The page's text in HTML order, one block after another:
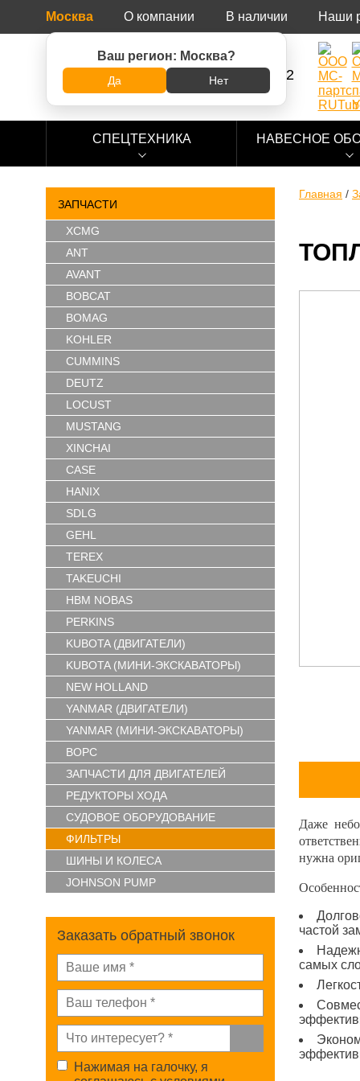
Москва
Ваш регион: Москва?
Да Нет
О компании В наличии Наши
8 (800) 500-73-92
СПЕЦТЕХНИКА НАВЕСНОЕ
ЗАПЧАСТИ
XCMG
ANT
AVANT
BOBCAT
BOMAG
KOHLER
CUMMINS
DEUTZ
LOCUST
MUSTANG
XINCHAI
CASE
HANIX
SDLG
GEHL
TEREX
TAKEUCHI
HBM NOBAS
PERKINS
KUBOTA (ДВИГАТЕЛИ)
KUBOTA (МИНИ-ЭКСКАВАТОРЫ)
NEW HOLLAND
YANMAR (ДВИГАТЕЛИ)
YANMAR (МИНИ-ЭКСКАВАТОРЫ)
ВОРС
ЗАПЧАСТИ ДЛЯ ДВИГАТЕЛЕЙ
РЕДУКТОРЫ ХОДА
СУДОВОЕ ОБОРУДОВАНИЕ
ФИЛЬТРЫ
ШИНЫ И КОЛЕСА
JOHNSON PUMP
Заказать обратный звонок
Нажимая на галочку, я
Главная /
Даже
нужна
частой
самых